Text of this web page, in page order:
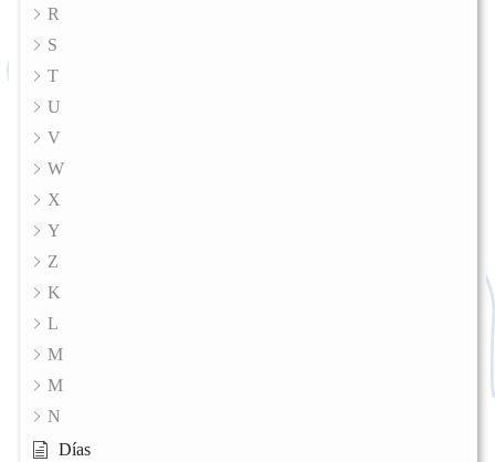
R
S
T
U
V
W
X
Y
Z
K
L
M
M
N
Días